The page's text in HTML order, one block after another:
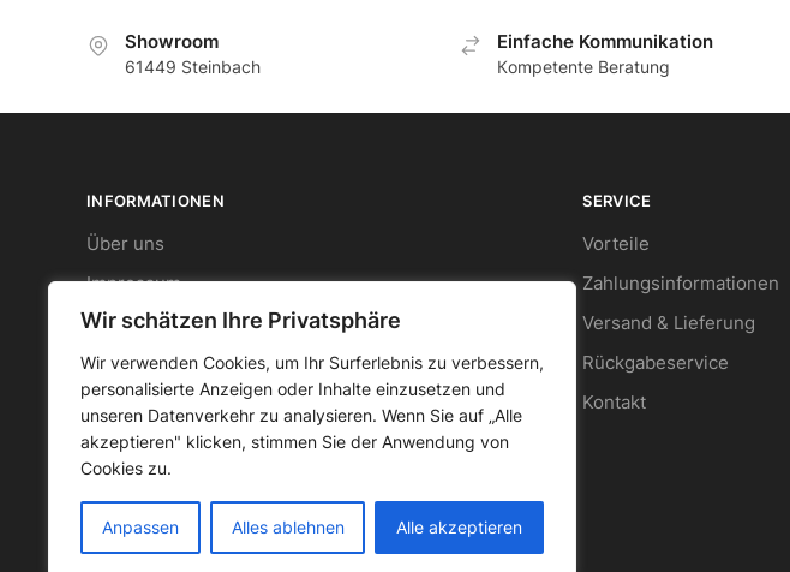
Wir schätzen Ihre Privatsphäre
Wir verwenden Cookies, um Ihr Surferlebnis zu verbessern,
personalisierte Anzeigen oder Inhalte einzusetzen und
unseren Datenverkehr zu analysieren. Wenn Sie auf „Alle
akzeptieren" klicken, stimmen Sie der Anwendung von
Cookies zu.
Anpassen Alles ablehnen Alle akzeptieren
Showroom
61449 Steinbach
Еinfache Kommunikation
Кompetente Beratung
INFORMATIONEN
Über uns
Impressum
Datenschutz
AGB
Widerrufsbelehrung
SERVICE
Vorteile
Zahlungsinformationen
Versand & Lieferung
Rückgabeservice
Kontakt